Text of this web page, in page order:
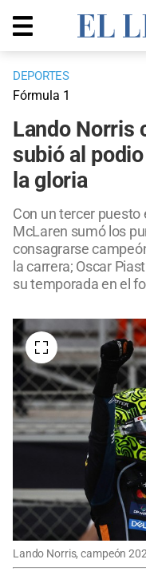
DEPORTES
Fórmula 1
Lando Norris
subió al
la gloria
Con un tercer puesto
McLaren sumó los
consagrarse
la carrera; Oscar
su temporada en el
Lando Norris, campeón